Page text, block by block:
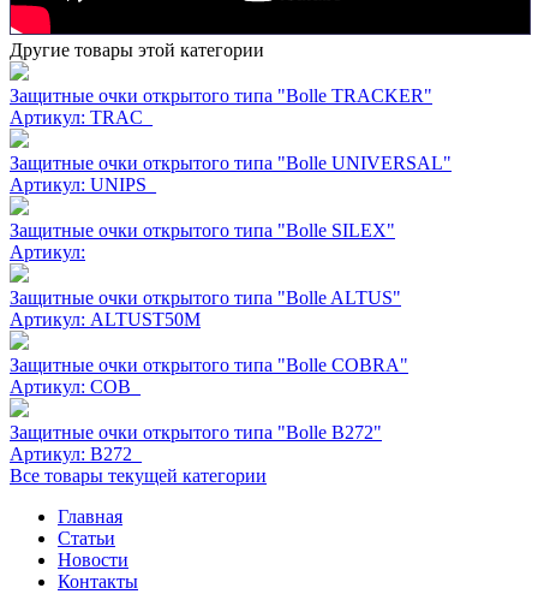
Другие товары этой категории
Защитные очки открытого типа "Bolle TRACKER"
Артикул: TRAC_
Защитные очки открытого типа "Bolle UNIVERSAL"
Артикул: UNIPS_
Защитные очки открытого типа "Bolle SILEX"
Артикул:
Защитные очки открытого типа "Bolle ALTUS"
Артикул: ALTUST50M
Защитные очки открытого типа "Bolle COBRA"
Артикул: COB_
Защитные очки открытого типа "Bolle В272"
Артикул: B272_
Все товары текущей категории
Главная
Статьи
Новости
Контакты